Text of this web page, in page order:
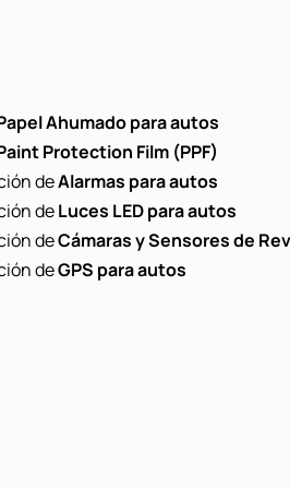
Ahumado para autos
Protection Film (PPF)
deAlarmas para autos
deLuces LED para autos
deCámaras y Sensores de
deGPS para autos